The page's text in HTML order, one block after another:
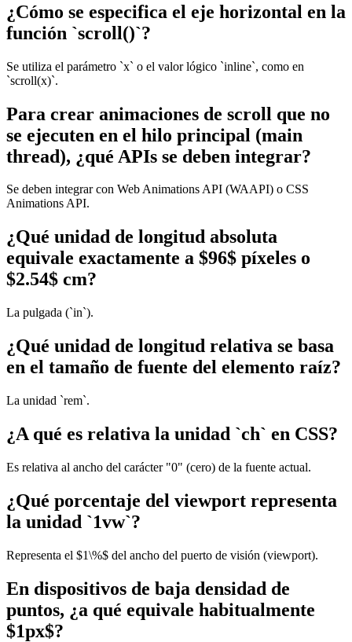
¿Cómo se especifica el eje horizontal en la
función `scroll()`?
Se utiliza el parámetro `x` o el valor lógico `inline`, como en
`scroll(x)`.
Para crear animaciones de scroll que no
se ejecuten en el hilo principal (main
thread), ¿qué APIs se deben integrar?
Se deben integrar con Web Animations API (WAAPI) o CSS
Animations API.
¿Qué unidad de longitud absoluta
equivale exactamente a $96$ píxeles o
$2.54$ cm?
La pulgada (`in`).
¿Qué unidad de longitud relativa se basa
en el tamaño de fuente del elemento raíz?
La unidad `rem`.
¿A qué es relativa la unidad `ch` en CSS?
Es relativa al ancho del carácter "0" (cero) de la fuente actual.
¿Qué porcentaje del viewport representa
la unidad `1vw`?
Representa el $1\%$ del ancho del puerto de visión (viewport).
En dispositivos de baja densidad de
puntos, ¿a qué equivale habitualmente
$1px$?